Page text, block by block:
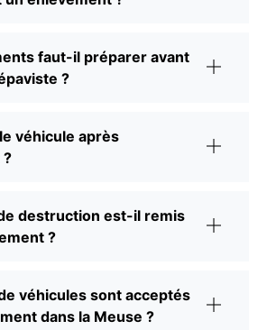
faut-il préparer avant
?
véhicule après
destruction est-il remis
?
véhicules sont acceptés
dans la Meuse ?